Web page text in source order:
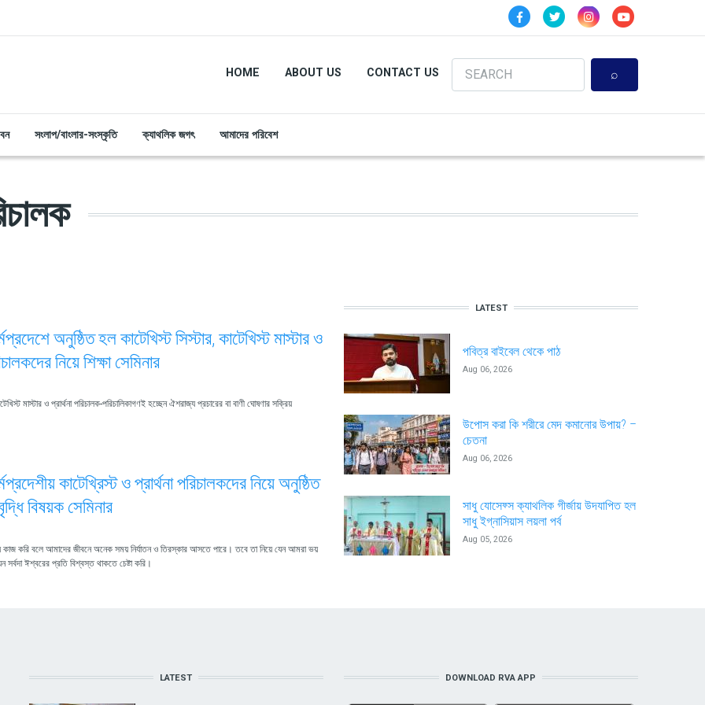
HOME ABOUT US CONTACT US Search
সংলাপ/বাংলার-সংস্কৃতি ক্যাথলিক জগৎ আমাদের পরিবেশ
অনুষ্ঠিত হল কাটেখিস্ট সিস্টার, কাটেখিস্ট মাস্টার ও
নিয়ে শিক্ষা সেমিনার
মাস্টার ও প্রার্থনা পরিচালক-পরিচালিকাগণই হচ্ছেন ঐশরাজ্য প্রচারের বা বাণী ঘোষণার সক্রিয়
কাটেখ্রিস্ট ও প্রার্থনা পরিচালকদের নিয়ে অনুষ্ঠিত
বিষয়ক সেমিনার
করি বলে আমাদের জীবনে অনেক সময় নির্যাতন ও তিরস্কার আসতে পারে। তবে তা নিয়ে যেন আমরা ভয়
সর্বদা ঈশ্বরের প্রতি বিশ্বস্ত থাকতে চেষ্টা করি।
LATEST
পবিত্র বাইবেল থেকে পাঠ
Aug 06, 2026
উপোস করা কি শরীরে মেদ কমানোর উপায়? –
চেতনা
Aug 06, 2026
সাধু যোসেফ্স ক্যাথলিক গীর্জায় উদযাপিত হল
সাধু ইগ্নাসিয়াস লয়লা পর্ব
Aug 05, 2026
LATEST DOWNLOAD RVA APP